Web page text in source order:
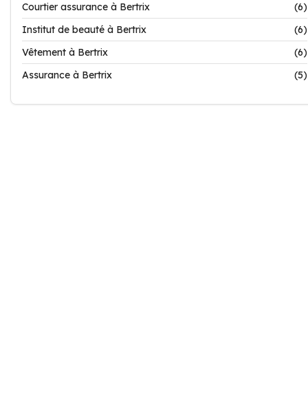
Courtier assurance à Bertrix
(6)
Institut de beauté à Bertrix
(6)
Vêtement à Bertrix
(6)
Assurance à Bertrix
(5)